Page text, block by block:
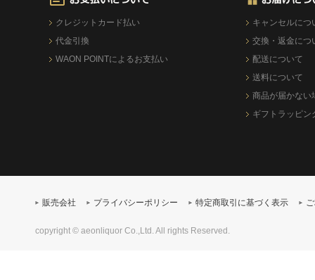
クレジットカード払い
代金引換
WAON POINTによるお支払い
キャンセルにつ
交換・返金につ
配送について
送料について
商品が届かない
ギフトラッピン
販売会社 プライバシーポリシー 特定商取引に基づく表示
copyright © aeonliquor Co.,Ltd. All rights Reserved.